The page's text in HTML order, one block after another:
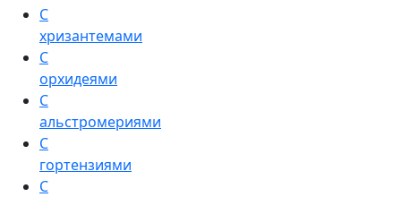
С
хризантемами
С
орхидеями
С
альстромериями
С
гортензиями
С